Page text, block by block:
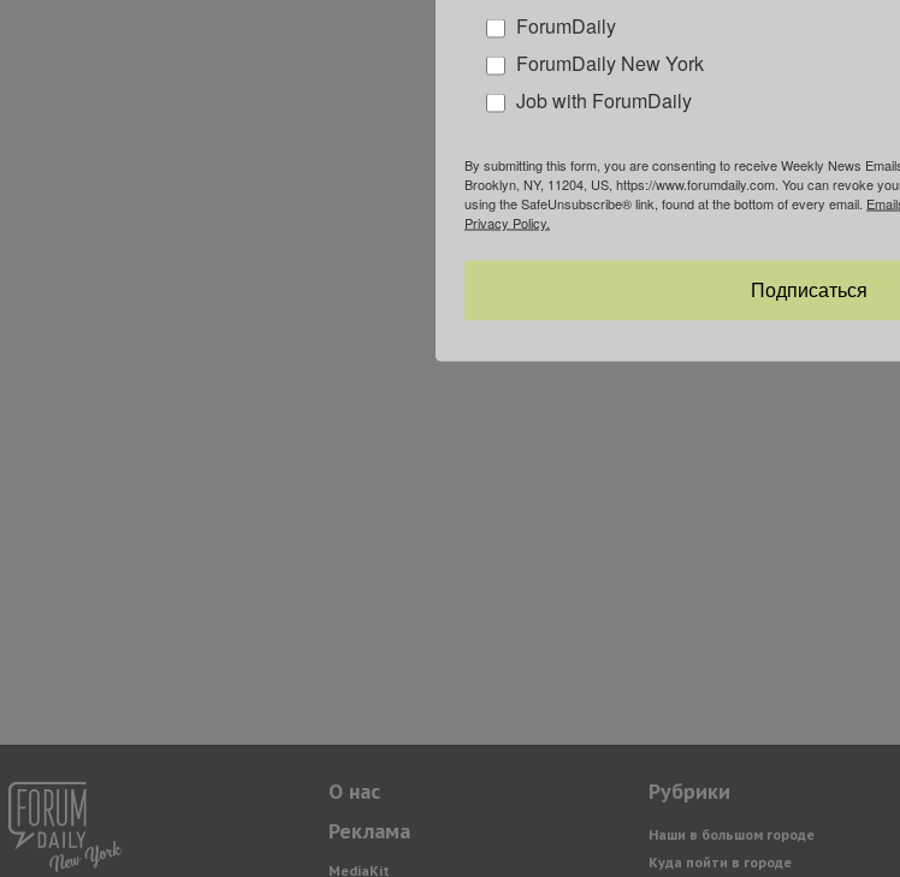
О нас
Реклама
MediaKit
Рубрики
Наши в большом городе
Куда пойти в городе
ForumDaily
ForumDaily New York
Job with ForumDaily
By submitting this form, you are consenting to receive Weekly News
Brooklyn, NY, 11204, US, https://www.forumdaily.com. You can revoke
using the SafeUnsubscribe® link, found at the bottom of every email.
Privacy Policy.
Подписаться